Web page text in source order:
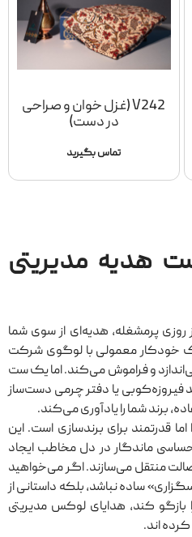
V242 (غزل خوان و صراحی
در دست)
تماس بگیرید
هدیه مدیریتی
پرمشغله، هدیه‌ای از سوی شما
خودکار معمولی با لوگوی شرکت
و فراموش می‌کند. اما یک ست
فیروزه‌کوبی یا دفتر چرمی دست‌ساز
برند شما را یادآوری می‌کند.
قدرتمند برای برندسازی است. این
ماندگار در دل مخاطب ایجاد
منتقل می‌سازند. اگر می‌خواهید
ساده نباشد، بلکه داستانی از
بازگو کند، هدایای لوکس مدیریتی
کرده اند.